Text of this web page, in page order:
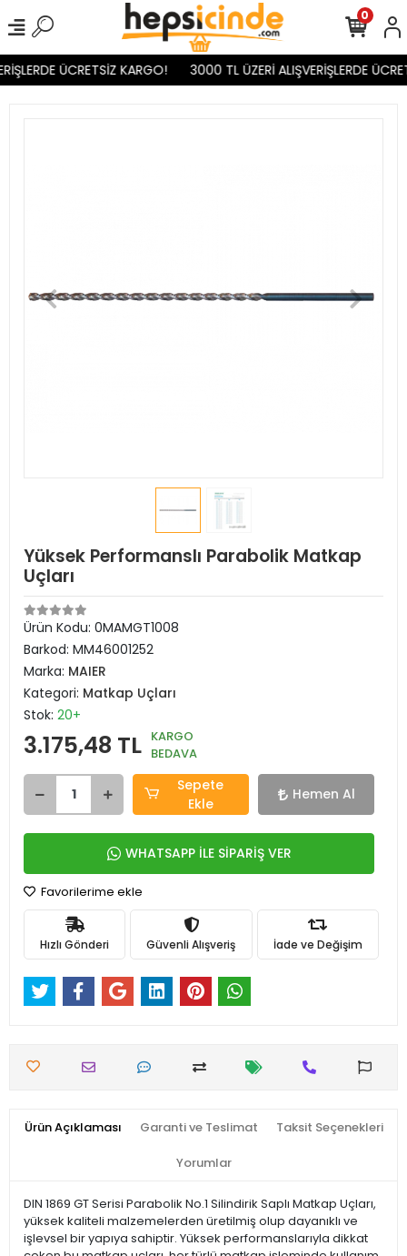
ÜCRETSİZ KARGO! 3000 TL ÜZERİ ALIŞVERİŞLERDE
0
Yüksek Performanslı Parabolik Matkap
Uçları
Ürün Kodu: 0MAMGT1008
Barkod: MM46001252
Marka: MAIER
Kategori: Matkap Uçları
Stok: 20+
3.175,48 TL KARGO
BEDAVA
Sepete
Ekle
Hemen Al
WHATSAPP İLE SİPARİŞ VER
Favorilerime ekle
Hızlı Gönderi Güvenli Alışveriş İade ve Değişim
Ürün Açıklaması Garanti ve Teslimat Taksit Seçenekleri
Yorumlar
DIN 1869 GT Serisi Parabolik No.1 Silindirik Saplı Matkap Uçları,
yüksek kaliteli malzemelerden üretilmiş olup dayanıklı ve
işlevsel bir yapıya sahiptir. Yüksek performanslarıyla dikkat